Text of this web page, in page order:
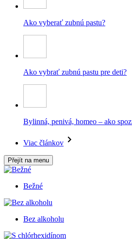
Ako vyberať zubnú pastu?
Ako vybrať zubnú pastu pre deti?
Bylinná, penivá, homeo – ako
Viac článkov
Přejít na menu
Bežné
Bez alkoholu